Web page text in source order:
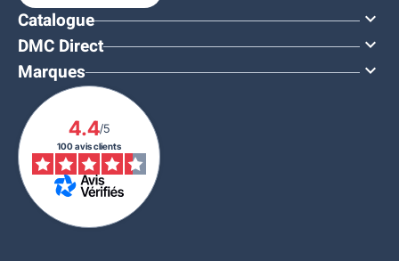
Catalogue 
DMC Direct 
Marques 
4.4/5
100 avis clients